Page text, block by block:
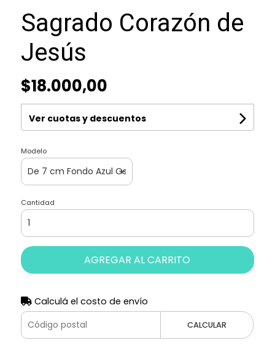
Sagrado Corazón de
Jesús
$18.000,00
Ver cuotas y descuentos
Modelo
Cantidad
AGREGAR AL CARRITO
Calculá el costo de envío
CALCULAR